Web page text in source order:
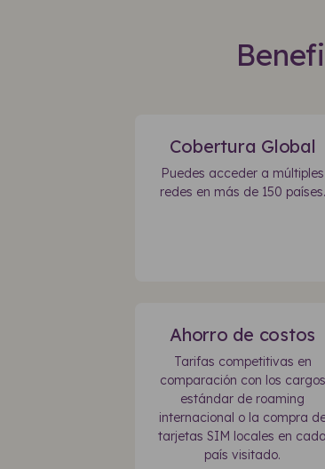
Cobertura Global
Puedes acceder a múltiples
redes en más de 150 países.
Ahorro de costos
Tarifas competitivas en
comparación con los cargos
estándar de roaming
internacional o la compra
tarjetas SIM locales en cada
país visitado.